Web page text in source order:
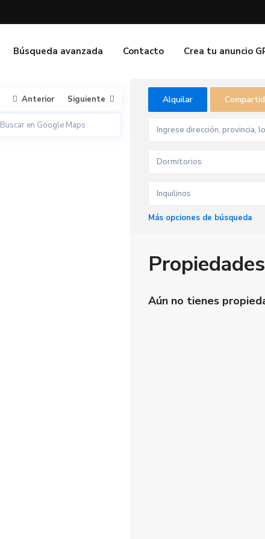
Búsqueda avanzada Contacto Crea tu anuncio
Anterior Siguiente Alquilar
Dormitorios
Inquilinos
Más opciones de búsqueda
Aún no tienes